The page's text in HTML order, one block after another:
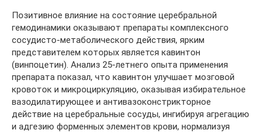
Позитивное влияние на состояние церебральной
гемодинамики оказывают препараты комплексного
сосудисто-метаболического действия, ярким
представителем которых является кавинтон
(винпоцетин). Анализ 25-летнего опыта применения
препарата показал, что кавинтон улучшает мозговой
кровоток и микроциркуляцию, оказывая избирательное
вазодилатирующее и антивазоконстрикторное
действие на церебральные сосуды, ингибируя агрегацию
и адгезию форменных элементов крови, нормализуя